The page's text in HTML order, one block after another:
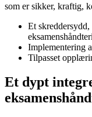
som er sikker, kraftig,
Et
Implementering
Tilpasset
Et dypt